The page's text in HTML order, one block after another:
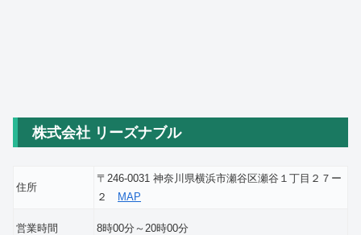
株式会社 リーズナブル
住所
〒246-0031 神奈川県横浜市瀬谷区瀬谷１丁目２７ー
２ MAP
営業時間 8時00分～20時00分